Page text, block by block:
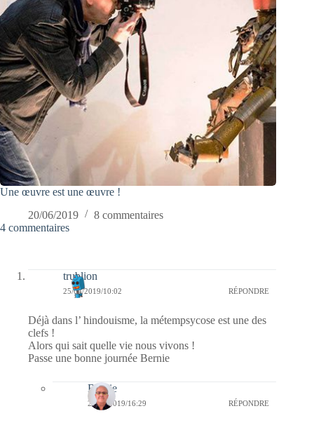
Une œuvre est une œuvre !
20/06/2019
8 commentaires
4 commentaires
trublion
25/04/2019/10:02 RÉPONDRE
Déjà dans l’ hindouisme, la métempsycose est une des
clefs !
Alors qui sait quelle vie nous vivons !
Passe une bonne journée Bernie
Bernie
25/04/2019/16:29 RÉPONDRE